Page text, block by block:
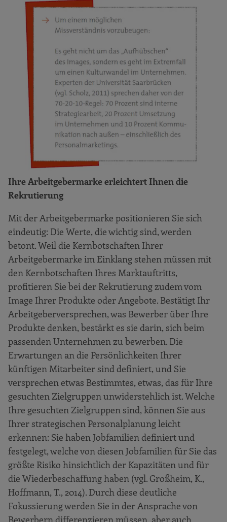
Ihre Arbeitgebermarke erleichtert Ihnen die
Rekrutierung
Mit der Arbeitgebermarke positionieren Sie sich
eindeutig: Die Werte, die wichtig sind, werden
betont. Weil die Kernbotschaften Ihrer
Arbeitgebermarke im Einklang stehen müssen mit
den Kernbotschaften Ihres Marktauftritts,
profitieren Sie bei der Rekrutierung zudem vom
Image Ihrer Produkte oder Angebote. Bestätigt Ihr
Arbeitgeberversprechen, was Bewerber über Ihre
Produkte denken, bestärkt es sie darin, sich beim
passenden Unternehmen zu bewerben. Die
Erwartungen an die Persönlichkeiten Ihrer
künftigen Mitarbeiter sind definiert, und Sie
versprechen etwas Bestimmtes, etwas, das für Ihre
gesuchten Zielgruppen unwiderstehlich ist. Welche
Ihre gesuchten Zielgruppen sind, können Sie aus
Ihrer strategischen Personalplanung leicht
erkennen: Sie haben Jobfamilien definiert und
festgelegt, welche von diesen Jobfamilien für Sie das
größte Risiko hinsichtlich der Kapazitäten und für
die Wiederbeschaffung haben (vgl. Großheim, K.,
Hoffmann, T., 2014). Durch diese deutliche
Fokussierung werden Sie in der Ansprache von
Bewerbern differenzieren müssen, aber auch